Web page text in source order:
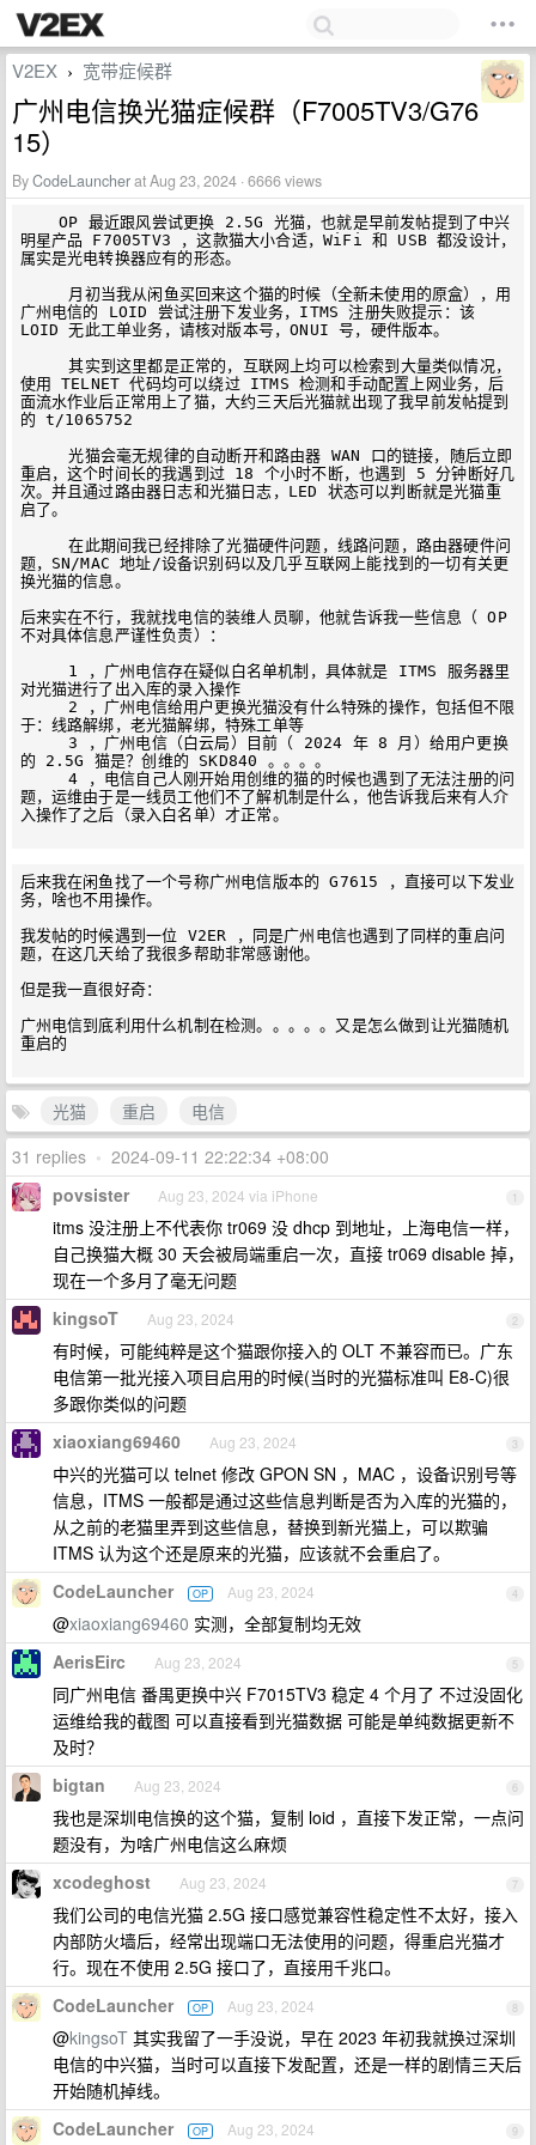
V2EX › 宽带症候群
广州电信换光猫症候群（F7005TV3/G76
15）
ByCodeLauncherat Aug 23, 2024 · 6666 views
    OP 最近跟风尝试更换 2.5G 光猫，也就是早前发帖提到了中兴
明星产品 F7005TV3 ，这款猫大小合适，WiFi 和 USB 都没设计，
属实是光电转换器应有的形态。
广州电信的 LOID 尝试注册下发业务，ITMS 注册失败提示：该
LOID 无此工单业务，请核对版本号，ONUI 号，硬件版本。
     其实到这里都是正常的，互联网上均可以检索到大量类似情况，
使用 TELNET 代码均可以绕过 ITMS 检测和手动配置上网业务，后
面流水作业后正常用上了猫，大约三天后光猫就出现了我早前发帖提到
的 t/1065752
     光猫会毫无规律的自动断开和路由器 WAN 口的链接，随后立即
重启，这个时间长的我遇到过 18 个小时不断，也遇到 5 分钟断好几
次。并且通过路由器日志和光猫日志，LED 状态可以判断就是光猫重
启了。
     在此期间我已经排除了光猫硬件问题，线路问题，路由器硬件问
题，SN/MAC 地址/设备识别码以及几乎互联网上能找到的一切有关更
换光猫的信息。
后来实在不行，我就找电信的装维人员聊，他就告诉我一些信息（ OP
不对具体信息严谨性负责）：
对光猫进行了出入库的录入操作
于：线路解绑，老光猫解绑，特殊工单等
     3 ，广州电信（白云局）目前（ 2024 年 8 月）给用户更换
的 2.5G 猫是？创维的 SKD840 。。。。
     4 ，电信自己人刚开始用创维的猫的时候也遇到了无法注册的问
题，运维由于是一线员工他们不了解机制是什么，他告诉我后来有人介
入操作了之后（录入白名单）才正常。
后来我在闲鱼找了一个号称广州电信版本的 G7615 ，直接可以下发业
务，啥也不用操作。
我发帖的时候遇到一位 V2ER ，同是广州电信也遇到了同样的重启问
题，在这几天给了我很多帮助非常感谢他。
但是我一直很好奇：
广州电信到底利用什么机制在检测。。。。。又是怎么做到让光猫随机
重启的
光猫 重启
电信
31 replies • 2024-09-11 22:22:34 +08:00
1
povsister Aug 23, 2024 via iPhone
itms 没注册上不代表你 tr069 没 dhcp 到地址，上海电信一样，
自己换猫大概 30 天会被局端重启一次，直接 tr069 disable 掉，
现在一个多月了毫无问题
2
kingsoT Aug 23, 2024
有时候，可能纯粹是这个猫跟你接入的 OLT 不兼容而已。广东
电信第一批光接入项目启用的时候(当时的光猫标准叫 E8-C)很
多跟你类似的问题
3
xiaoxiang69460 Aug 23, 2024
中兴的光猫可以 telnet 修改 GPON SN ，MAC ，设备识别号等
信息，ITMS 一般都是通过这些信息判断是否为入库的光猫的，
从之前的老猫里弄到这些信息，替换到新光猫上，可以欺骗
ITMS 认为这个还是原来的光猫，应该就不会重启了。
4
CodeLauncher OP Aug 23, 2024
@xiaoxiang69460 实测，全部复制均无效
5
AerisEirc Aug 23, 2024
同广州电信 番禺更换中兴 F7015TV3 稳定 4 个月了 不过没固化
运维给我的截图 可以直接看到光猫数据 可能是单纯数据更新不
及时？
6
bigtan Aug 23, 2024
我也是深圳电信换的这个猫，复制 loid ，直接下发正常，一点问
题没有，为啥广州电信这么麻烦
7
xcodeghost Aug 23, 2024
我们公司的电信光猫 2.5G 接口感觉兼容性稳定性不太好，接入
内部防火墙后，经常出现端口无法使用的问题，得重启光猫才
行。现在不使用 2.5G 接口了，直接用千兆口。
8
CodeLauncher OP Aug 23, 2024
@kingsoT 其实我留了一手没说，早在 2023 年初我就换过深圳
电信的中兴猫，当时可以直接下发配置，还是一样的剧情三天后
开始随机掉线。
9
CodeLauncher OP Aug 23, 2024